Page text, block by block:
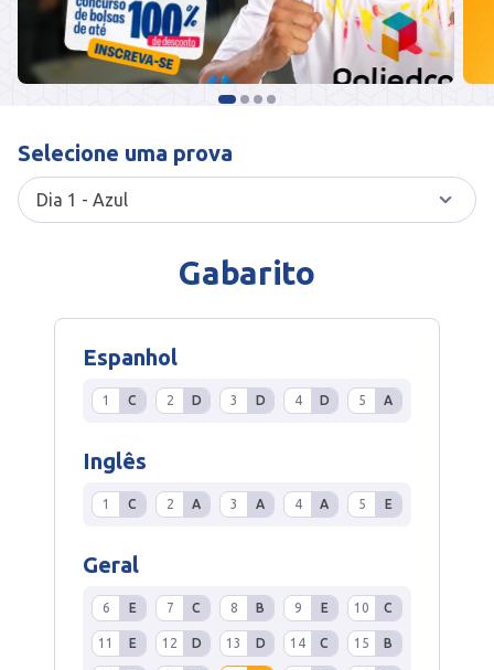
Selecione uma prova
Gabarito
Espanhol
1 C 2 D 3 D 4 D 5 A
Inglês
1 C 2 A 3 A 4 A 5 E
Geral
6 E 7 C 8 B 9 E 10 C
11 E 12 D 13 D 14 C 15 B